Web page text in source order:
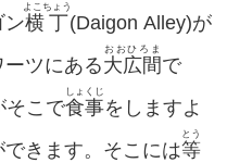
ン横丁
よこちょう
(Daigon Alley)が
ツにある大広間
おおひろま
で
そこで食事
しょくじ
をしますよ
できます。そこには等
とう